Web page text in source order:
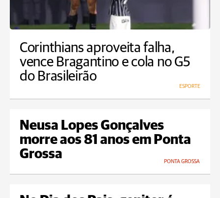
Corinthians aproveita falha,
vence Bragantino e cola no G5
do Brasileirão
ESPORTE
Neusa Lopes Gonçalves
morre aos 81 anos em Ponta
Grossa
PONTA GROSSA